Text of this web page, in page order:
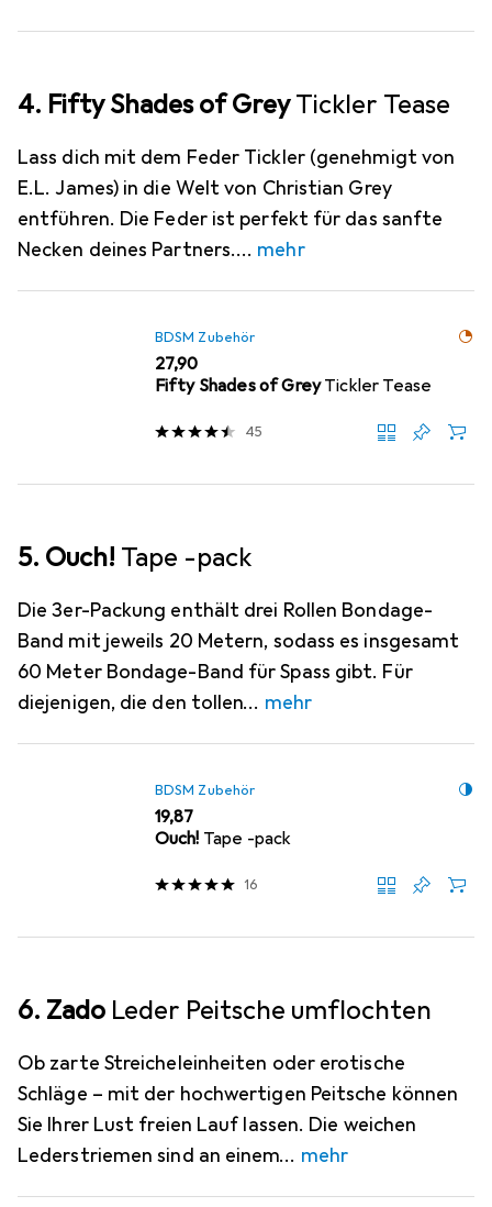
4. Fifty Shades of GreyTickler Tease
Lass dich mit dem Feder Tickler (genehmigt von
E.L. James) in die Welt von Christian Grey
entführen. Die Feder ist perfekt für das sanfte
Necken deines Partners.
mehr
BDSM Zubehör
EUR
27,90
Fifty Shades of Grey Tickler Tease
45
5. Ouch! Tape -pack
Die 3er-Packung enthält drei Rollen Bondage-
Band mit jeweils 20 Metern, sodass es insgesamt
60 Meter Bondage-Band für Spass gibt. Für
diejenigen, die den tollen
mehr
BDSM Zubehör
EUR
19,87
Ouch! Tape -pack
16
6. Zado Leder Peitsche umflochten
Ob zarte Streicheleinheiten oder erotische
Schläge – mit der hochwertigen Peitsche können
Sie Ihrer Lust freien Lauf lassen. Die weichen
Lederstriemen sind an einem
mehr